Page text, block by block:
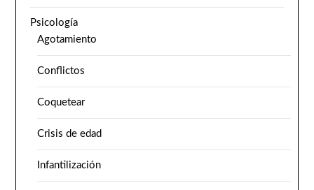
Psicología
Agotamiento
Conflictos
Coquetear
Crisis de edad
Infantilización